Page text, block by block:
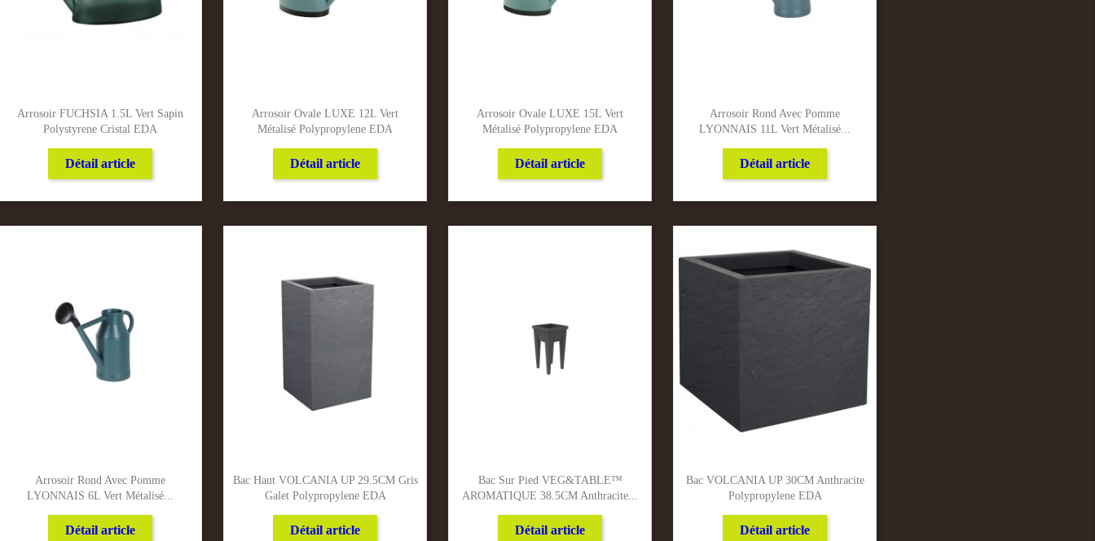
Arrosoir FUCHSIA 1.5L Vert Sapin
Polystyrene Cristal EDA
Détail article
Arrosoir Ovale LUXE 12L Vert
Métalisé Polypropylene EDA
Détail article
Arrosoir Ovale LUXE 15L Vert
Métalisé Polypropylene EDA
Détail article
Arrosoir Rond Avec Pomme
LYONNAIS 11L Vert Métalisé...
Détail article
Arrosoir Rond Avec Pomme
LYONNAIS 6L Vert Métalisé...
Détail article
Bac Haut VOLCANIA UP 29.5CM Gris
Galet Polypropylene EDA
Détail article
Bac Sur Pied VEG&TABLE™
AROMATIQUE 38.5CM Anthracite...
Détail article
Bac VOLCANIA UP 30CM Anthracite
Polypropylene EDA
Détail article